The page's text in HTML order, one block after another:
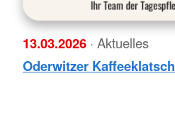
13.03.2026 · Aktuelles
Oderwitzer Kaffeeklatsch